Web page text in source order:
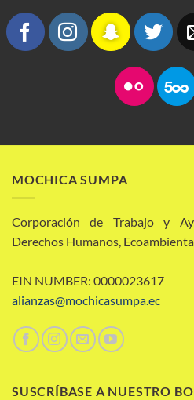
MOCHICA SUMPA
Corporación de Trabajo y
Derechos Humanos,
EIN NUMBER: 0000023617
alianzas@mochicasumpa.ec
SUSCRÍBASE A NUESTRO